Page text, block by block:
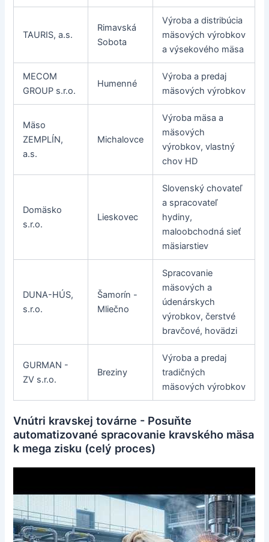
TAURIS, a.s.
Rimavská
Sobota
Výroba a distribúcia
mäsových výrobkov
a výsekového mäsa
MECOM
GROUP s.r.o.
Humenné
Výroba a predaj
mäsových výrobkov
Mäso
ZEMPLÍN,
a.s.
Michalovce
Výroba mäsa a
mäsových
výrobkov, vlastný
chov HD
Domäsko
s.r.o.
Lieskovec
Slovenský chovateľ
a spracovateľ
hydiny,
maloobchodná sieť
mäsiarstiev
DUNA-HÚS,
s.r.o.
Šamorín -
Mliečno
Spracovanie
mäsových a
údenárskych
výrobkov, čerstvé
bravčové, hovädzi
GURMAN -
ZV s.r.o.
Breziny
Výroba a predaj
tradičných
mäsových výrobkov
Vnútri kravskej továrne - Posuňte
automatizované spracovanie kravského mäsa
k mega zisku (celý proces)